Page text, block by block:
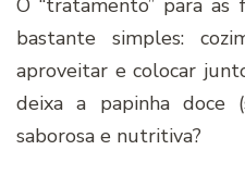
bastante simples:
aproveitar e colocar
deixa a papinha doce
saborosa e nutritiva?